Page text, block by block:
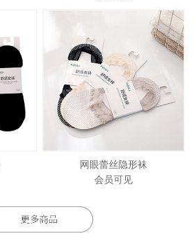
网眼蕾丝隐形袜
会员可见